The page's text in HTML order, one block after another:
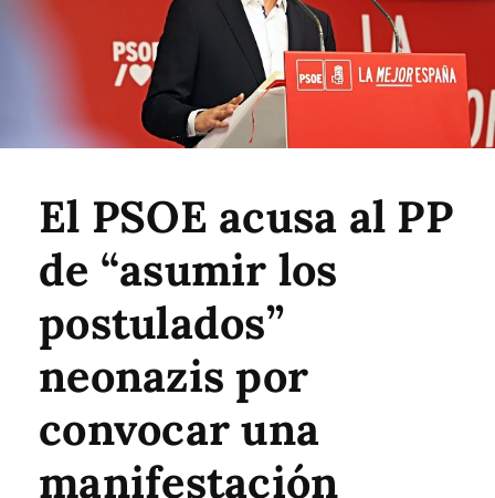
El PSOE acusa al PP
de “asumir los
postulados”
neonazis por
convocar una
manifestación